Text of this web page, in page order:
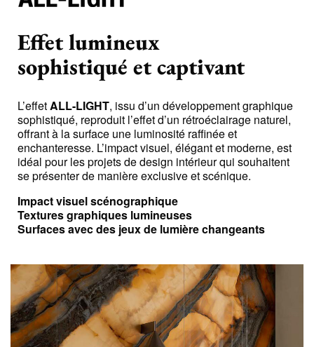
Effet lumineux
sophistiqué et captivant
L’effetALL-LIGHT, issu d’un développement graphique
sophistiqué, reproduit l’effet d’un rétroéclairage naturel,
offrant à la surface une luminosité raffinée et
enchanteresse. L’impact visuel, élégant et moderne, est
idéal pour les projets de design intérieur qui souhaitent
se présenter de manière exclusive et scénique.
Impact visuel scénographique
Textures graphiques lumineuses
Surfaces avec des jeux de lumière changeants